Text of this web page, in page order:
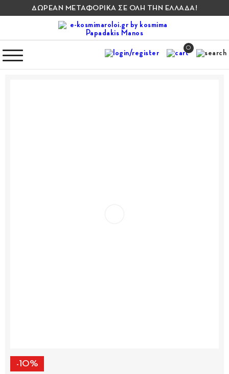
ΔΩΡΕΑΝ ΜΕΤΑΦΟΡΙΚΑ ΣΕ ΟΛΗ ΤΗΝ ΕΛΛΑΔΑ!
0
-10%